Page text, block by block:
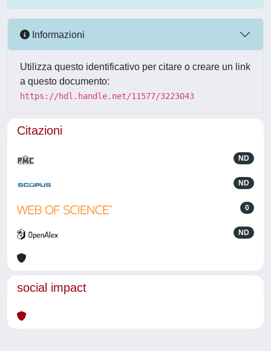
Informazioni
Utilizza questo identificativo per citare o creare un link
a questo documento:
https://hdl.handle.net/11577/3223043
Citazioni
ND
ND
0
ND
social impact